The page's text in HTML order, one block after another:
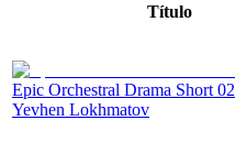
Título
Epic Orchestral Drama Short 02
Yevhen Lokhmatov